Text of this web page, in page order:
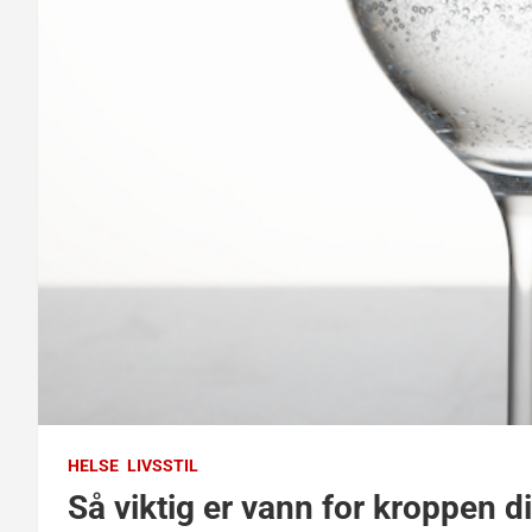
HELSE LIVSSTIL
Så viktig er vann for kroppen